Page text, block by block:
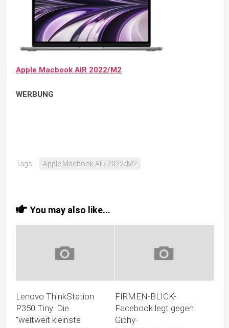
Apple Macbook AIR 2022/M2
WERBUNG
Tags: Apple Macbook AIR 2022/M2
You may also like...
Lenovo ThinkStation
P350 Tiny: Die
“weltweit kleinste
FIRMEN-BLICK-
Facebook legt gegen
Giphy-